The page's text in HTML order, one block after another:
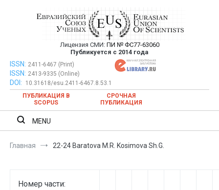
Евразийский Союз Ученых —
публикация научных статей в
ежемесячном научном журнале
Лицензия СМИ: ПИ № ФС77-63060
Публикуется с 2014 года
Евразийский Союз Ученых — публикация научных статей в
ежемесячном научном журнале
ISSN: 2411-6467 (Print)
ISSN: 2413-9335 (Online)
DOI:
10.31618/esu.2411-6467.8.53.1
ПУБЛИКАЦИЯ В
SCOPUS
СРОЧНАЯ
ПУБЛИКАЦИЯ
MENU
Главная 22-24 Baratova M.R. Kosimova Sh.G.
Номер части: